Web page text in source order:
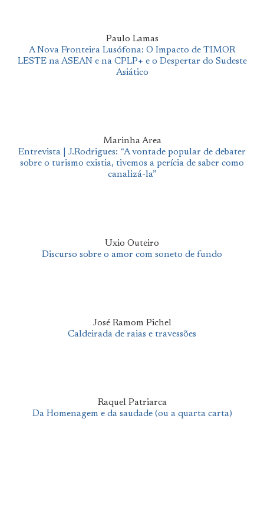
Paulo Lamas
A Nova Fronteira Lusófona: O Impacto de TIMOR
LESTE na ASEAN e na CPLP+ e o Despertar do Sudeste
Asiático
Marinha Area
Entrevista | J.Rodrigues: “A vontade popular de debater
sobre o turismo existia, tivemos a perícia de saber como
canalizá-la”
Uxio Outeiro
Discurso sobre o amor com soneto de fundo
José Ramom Pichel
Caldeirada de raias e travessões
Raquel Patriarca
Da Homenagem e da saudade (ou a quarta carta)